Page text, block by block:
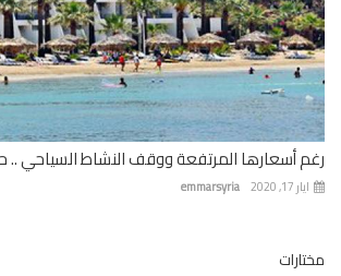
أسعارها المرتفعة ووقف النشاط السياحي ..
emmarsyria